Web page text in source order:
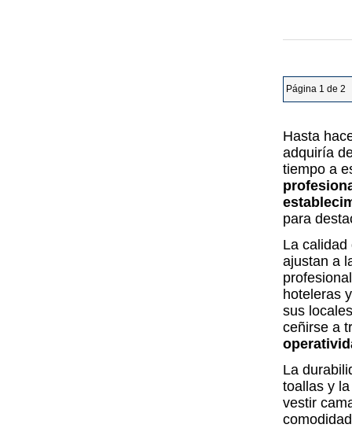
Página 1 de 2
Hasta
adquiría
tiempo a
para
La calidad
ajustan a
hoteleras
sus
ceñirse a
La
toallas y
vestir